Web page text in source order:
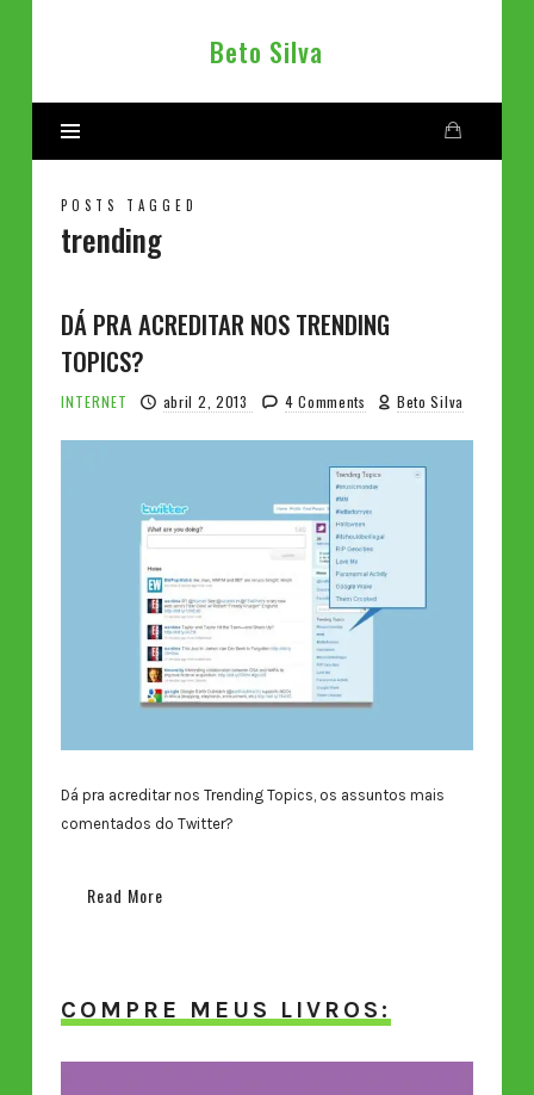
Beto
Beto Silva
POSTS TAGGED
trending
DÁ PRA ACREDITAR NOS TRENDING
TOPICS?
INTERNET abril 2, 2013 4 Comments Beto Silva
Dá pra acreditar nos Trending Topics, os assuntos mais
comentados do Twitter?
Read More
COMPRE MEUS LIVROS: